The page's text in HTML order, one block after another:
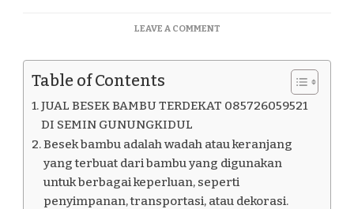
LEAVE A COMMENTON
085726059521
GUNUNGKIDUL
Table of Contents
JUAL BESEK BAMBU TERDEKAT 085726059521
DI SEMIN GUNUNGKIDUL
Besek bambu adalah wadah atau keranjang
yang terbuat dari bambu yang digunakan
untuk berbagai keperluan, seperti
penyimpanan, transportasi, atau dekorasi.